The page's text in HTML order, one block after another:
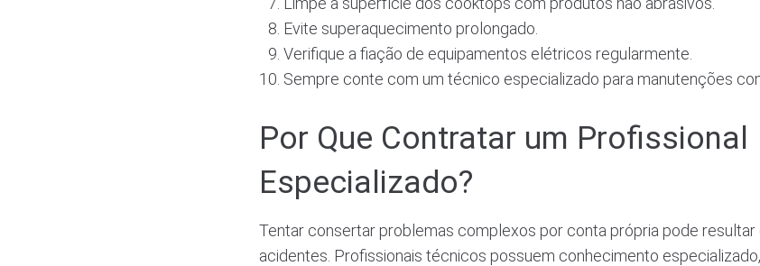
Evite superaquecimento prolongado.
Verifique a fiação de equipamentos elétricos regularmente.
Sempre conte com um técnico especializado para manutenções
Por Que Contratar um Profissional
Especializado?
Tentar consertar problemas complexos por conta própria pode resultar
acidentes. Profissionais técnicos possuem conhecimento